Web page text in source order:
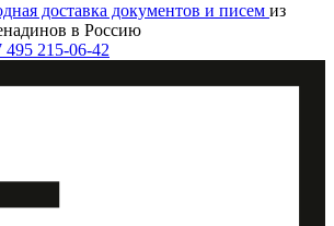
доставка документов и писем из
в Россию
495 215-06-42